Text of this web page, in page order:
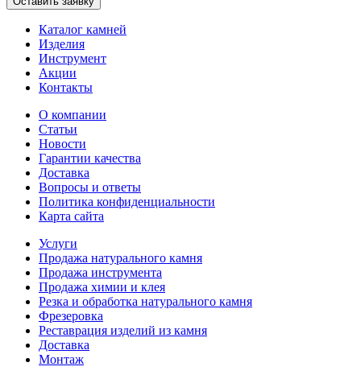
Каталог камней
Изделия
Инструмент
Акции
Контакты
О компании
Статьи
Новости
Гарантии качества
Доставка
Вопросы и ответы
Политика конфиденциальности
Карта сайта
Услуги
Продажа натурального камня
Продажа инструмента
Продажа химии и клея
Резка и обработка натурального камня
Фрезеровка
Реставрация изделий из камня
Доставка
Монтаж